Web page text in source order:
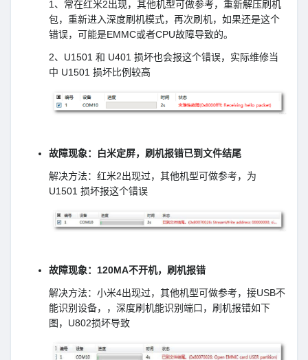
1、常在红米2出现，其他机型可做参考，重新解压刷机
包，重新进入深度刷机模式，再次刷机，如果还是这个
错误，可能是EMMC或者CPU故障导致的。
2、U1501 和 U401 损坏也会报这个错误，实际维修当
中 U1501 损坏比例较高
故障现象：白米定屏，刷机报错已到文件结尾
解决方法：红米2出现过，其他机型可做参考，为
U1501 损坏报这个错误
故障现象：120MA不开机，刷机报错
解决方法：小米4出现过，其他机型可做参考，接USB不
能识别设备，，深度刷机能识别端口，刷机报错如下
图，U802损坏导致